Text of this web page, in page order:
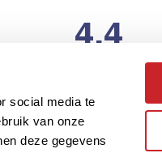
social media te
van onze
deze gegevens
4.4
Laat